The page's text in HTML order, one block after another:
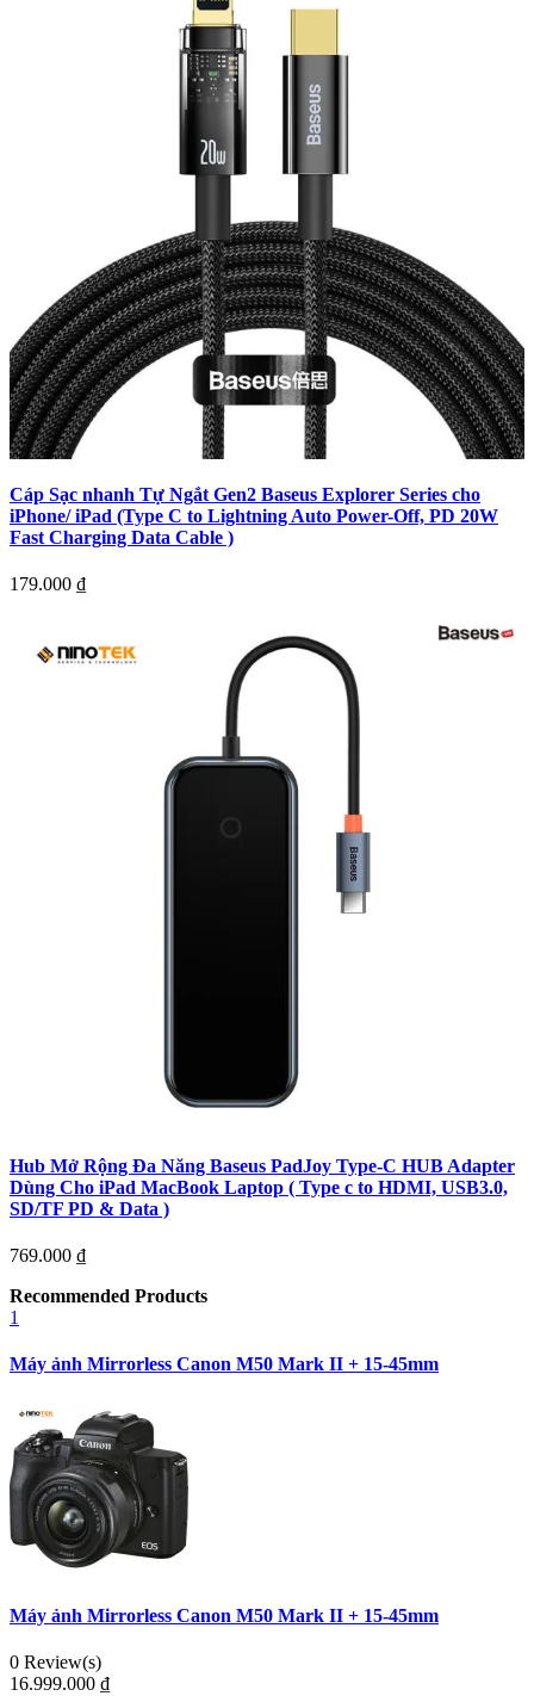
Cáp Sạc nhanh Tự Ngắt Gen2 Baseus Explorer Series cho
iPhone/ iPad (Type C to Lightning Auto Power-Off, PD 20W
Fast Charging Data Cable )
179.000 ₫
Hub Mở Rộng Đa Năng Baseus PadJoy Type-C HUB Adapter
Dùng Cho iPad MacBook Laptop ( Type c to HDMI, USB3.0,
SD/TF PD & Data )
769.000 ₫
Recommended Products
1
Máy ảnh Mirrorless Canon M50 Mark II + 15-45mm
Máy ảnh Mirrorless Canon M50 Mark II + 15-45mm
0 Review(s)
16.999.000 ₫